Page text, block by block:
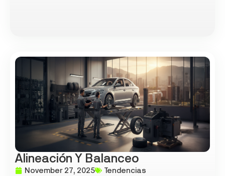
Alineación Y Balanceo
November 27, 2025 Tendencias